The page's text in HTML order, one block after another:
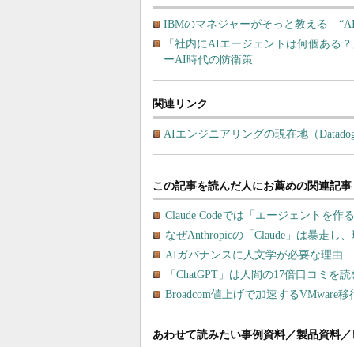
IBMのマネジャーがそっと教える
「社内にAIエージェントは何個ある
ーAI時代の防衛策
関連リンク
AIエンジニアリングの現在地（
あわせて読みたい事例資料／製品資料